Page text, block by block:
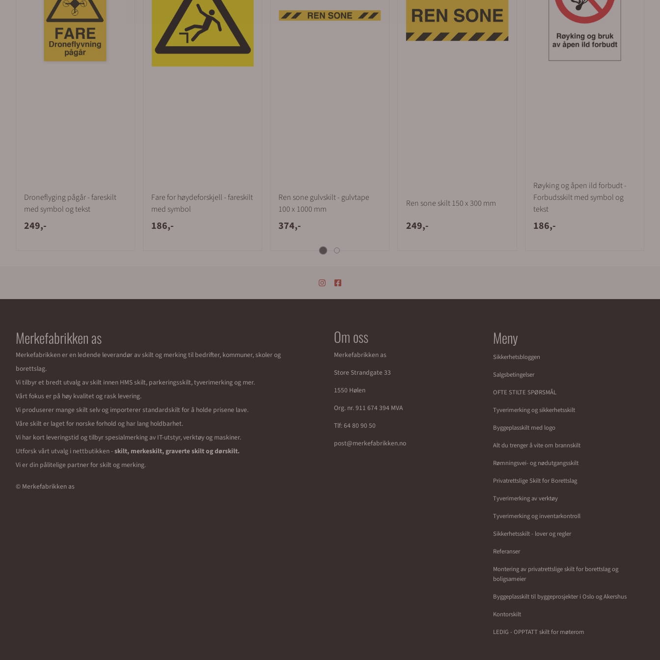
Droneflyging pågår - fareskilt
med symbol og tekst
249,-
Fare for høydeforskjell - fareskilt
med symbol
186,-
Ren sone gulvskilt - gulvtape
100 x 1000 mm
374,-
Ren sone skilt 150 x 300 mm
249,-
Røyking og åpen ild forbudt -
Forbudsskilt med symbol og
tekst
186,-
Merkefabrikken as
Merkefabrikken er en ledende leverandør av skilt og merking til bedrifter, kommuner, skoler og
borettslag.
Vi tilbyr et bredt utvalg av skilt innen HMS skilt, parkeringsskilt, tyverimerking og mer.
Vårt fokus er på høy kvalitet og rask levering.
Vi produserer mange skilt selv og importerer standardskilt for å holde prisene lave.
Våre skilt er laget for norske forhold og har lang holdbarhet.
Vi har kort leveringstid og tilbyr spesialmerking av IT-utstyr, verktøy og maskiner.
Utforsk vårt utvalg i nettbutikken -skilt, merkeskilt, graverte skilt og dørskilt.
Vi er din pålitelige partner for skilt og merking.
© Merkefabrikken as
Om oss
Merkefabrikken as
Store Strandgate 33
1550 Hølen
Org. nr. 911 674 394 MVA
Tlf:64 80 90 50
post@merkefabrikken.no
Meny
Sikkerhetsbloggen
Salgsbetingelser
OFTE STILTE SPØRSMÅL
Tyverimerking og sikkerhetsskilt
Byggeplasskilt med logo
Alt du trenger å vite om brannskilt
Rømningsvei- og nødutgangsskilt
Privatrettslige Skilt for Borettslag
Tyverimerking av verktøy
Tyverimerking og inventarkontroll
Sikkerhetsskilt - lover og regler
Referanser
Montering av privatrettslige skilt for borettslag og
boligsameier
Byggeplasskilt til byggeprosjekter i Oslo og Akershus
Kontorskilt
LEDIG - OPPTATT skilt for møterom